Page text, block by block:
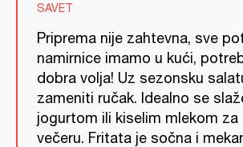
SAVET
Priprema nije zahtevna, sve
namirnice imamo u kući,
dobra volja! Uz sezonsku
zameniti ručak. Idealno se
jogurtom ili kiselim mlekom za
večeru. Fritata je sočna i